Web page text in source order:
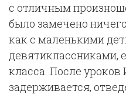
с отличным
было замечено
как с маленькими
девятиклассниками,
класса. После
задерживается,